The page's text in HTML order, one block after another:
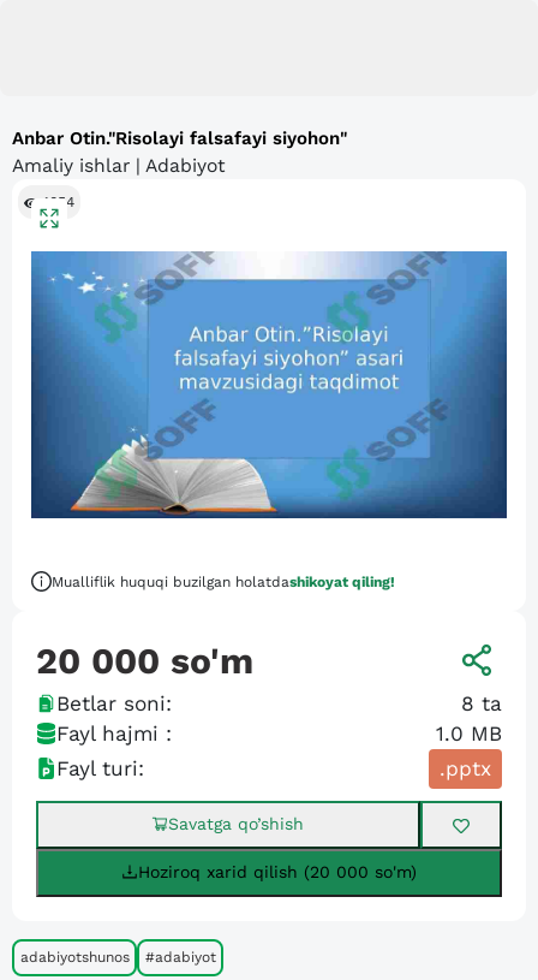
Anbar Otin."Risolayi falsafayi siyohon"
Amaliy ishlar | Adabiyot
1054
Mualliflik huquqi buzilgan holatdashikoyat qiling!
20 000 so'm
Betlar soni: 8 ta
Fayl hajmi :
1.0 MB
Fayl turi:
.pptx
Savatga qo’shish
Hoziroq xarid qilish (20 000 so'm)
adabiyotshunos #adabiyot